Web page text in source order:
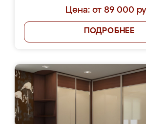
Цена: от 89 000
ПОДРОБНЕЕ